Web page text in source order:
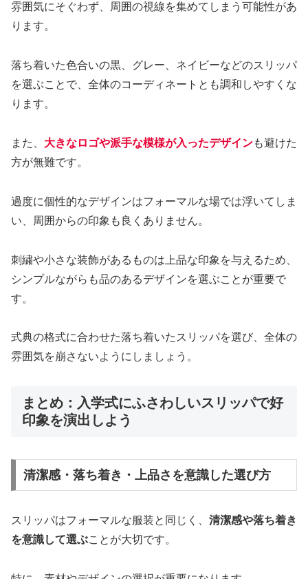
雰囲気にそぐわず、周囲の視線を集めてしまう可能性があ
ります。
落ち着いた色合いの黒、グレー、ネイビーなどのスリッパ
を選ぶことで、全体のコーディネートとも調和しやすくな
ります。
また、 大きなロゴや派手な模様が入ったデザインも避けた
方が無難です。
過度に個性的なデザインはフォーマルな場では浮いてしま
い、周囲からの印象も良くありません。
刺繍や小さな装飾があるものは上品な印象を与えるため、
シンプルながらも品のあるデザインを選ぶことが重要で
す。
式典の格式に合わせた落ち着いたスリッパを選び、全体の
雰囲気を崩さないようにしましょう。
まとめ：入学式にふさわしいスリッパで好
印象を演出しよう
清潔感・落ち着き・上品さを意識した選び方
スリッパはフォーマルな服装と同じく、 清潔感や落ち着き
を意識して選ぶことが大切です。